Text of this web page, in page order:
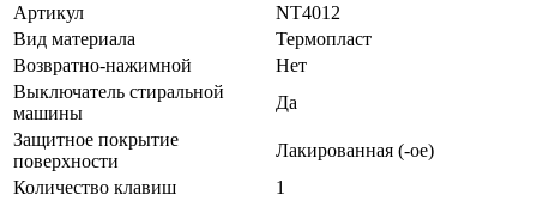
Артикул
NT4012
Вид материала
Термопласт
Возвратно-нажимной
Нет
Выключатель стиральной
машины
Да
Защитное покрытие
поверхности
Лакированная (-ое)
Количество клавиш
1